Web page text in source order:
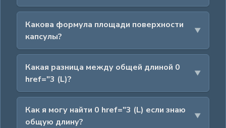
Какова формула площади поверхности
капсулы?
Какая разница между общей длиной 0
href="3 (L)?
Как я могу найти 0 href="3 (L) если знаю
общую длину?